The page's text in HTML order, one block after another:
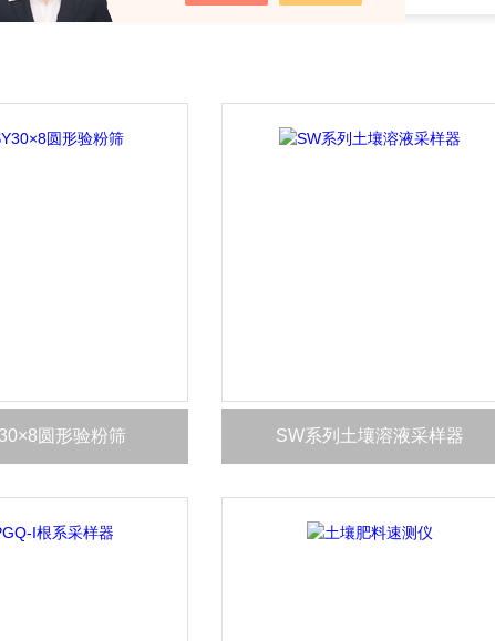
圆形验粉筛 SW系列土壤溶液采样器